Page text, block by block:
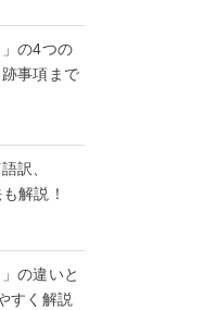
」の4つの
事項まで
訳、
解説！
の違いと
すく解説